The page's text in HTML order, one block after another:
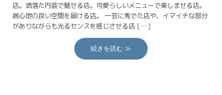
店。洒落た内装で魅せる店。可愛らしいメニューで楽しませる店。
居心地の良い空間を届ける店。 一芸に秀でた店や、イマイチな部分
がありながらも光るセンスを感じさせる店 […]
続きを読む ≫